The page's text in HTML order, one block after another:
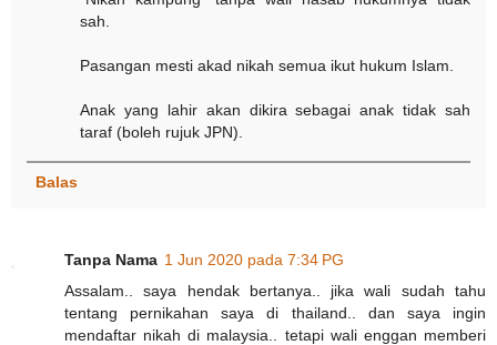
sah.
Pasangan mesti akad nikah semua ikut hukum Islam.
Anak yang lahir akan dikira sebagai anak tidak sah
taraf (boleh rujuk JPN).
Balas
Tanpa Nama 1 Jun 2020 pada 7:34 PG
Assalam.. saya hendak bertanya.. jika wali sudah tahu
tentang pernikahan saya di thailand.. dan saya ingin
mendaftar nikah di malaysia.. tetapi wali enggan memberi